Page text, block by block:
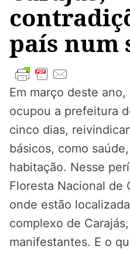
país num
Em março deste
ocupou a prefeitura
cinco dias,
básicos, como
habitação. Nesse
Floresta Nacional de
onde estão
complexo de
manifestantes. E o